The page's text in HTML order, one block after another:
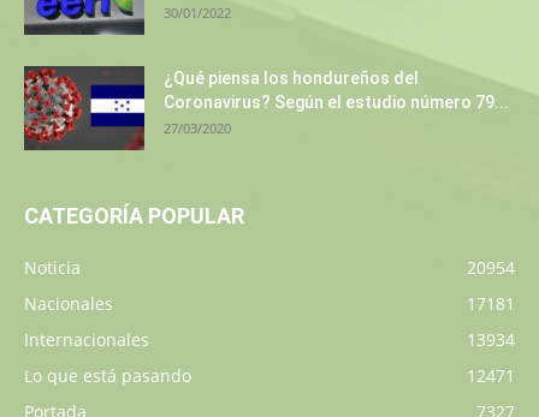
30/01/2022
¿Qué piensa los hondureños del
Coronavirus? Según el estudio número 79...
27/03/2020
CATEGORÍA POPULAR
Noticia
20954
Nacionales
17181
Internacionales
13934
Lo que está pasando
12471
Portada
7327